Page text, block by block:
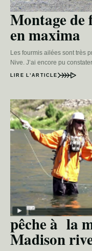
Montage de
en maxima
Les fourmis ailées sont très
Nive. J’ai encore pu
LIRE L’ARTICLE
pêche à la
Madison